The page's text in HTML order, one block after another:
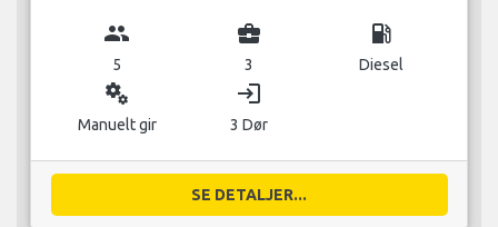
group
5
business_center
3
local_gas_station
Diesel
miscellaneous_services
Manuelt gir
login
3 Dør
SE DETALJER...